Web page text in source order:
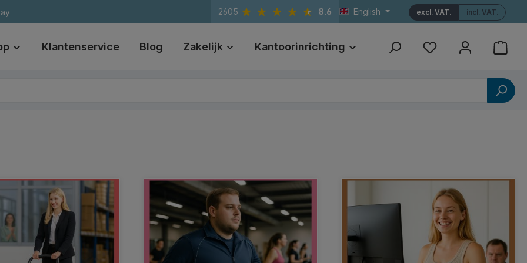
2605 8.6 English incl. VAT.
excl. VAT.
Klantenservice Blog Zakelijk Kantoorinrichting Print Referenties